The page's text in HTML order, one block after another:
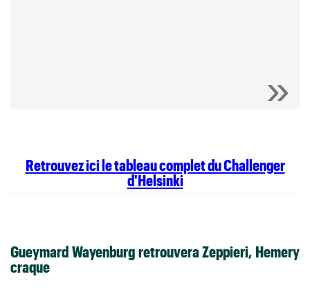
Retrouvez ici le tableau complet du Challenger
d'Helsinki
Gueymard Wayenburg retrouvera Zeppieri, Hemery
craque